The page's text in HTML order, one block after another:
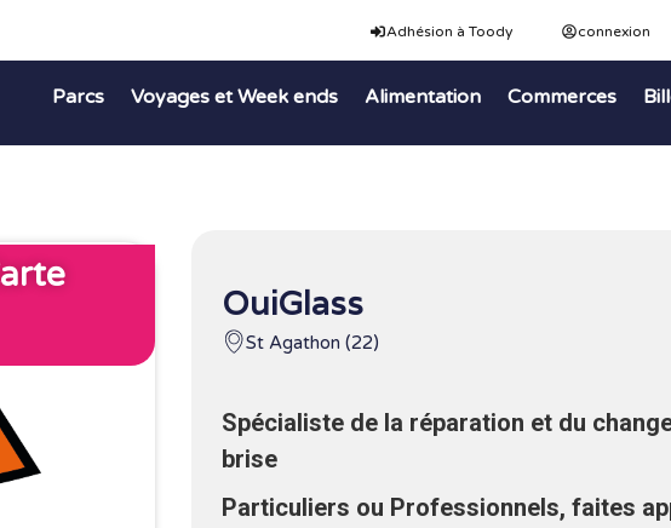
Adhésion à Toody connexion
Parcs Voyages et Week ends Alimentation Commerces
OuiGlass
St Agathon (22)
Spécialiste de la réparation et du
brise
Particuliers ou Professionnels, faites